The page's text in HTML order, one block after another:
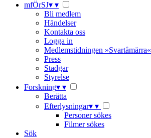
mfÖrSJ▾ ▾
Bli medlem
Händelser
Kontakta oss
Logga in
Medlemstidningen »Svartåmärra«
Press
Stadgar
Styrelse
Forskning▾ ▾
Berätta
Efterlysningar▾ ▾
Personer sökes
Filmer sökes
Sök